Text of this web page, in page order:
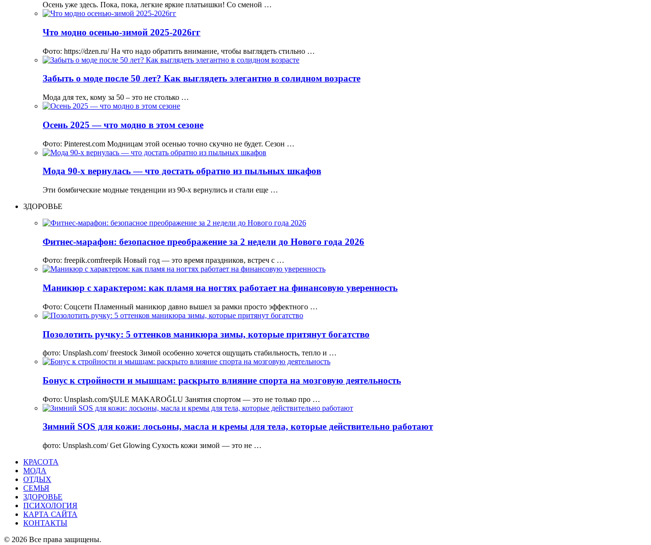
Осень уже здесь. Пока, пока, легкие яркие платьишки! Со сменой …
Что модно осенью-зимой 2025-2026гг
Фото: https://dzen.ru/ На что надо обратить внимание, чтобы выглядеть стильно …
Забыть о моде после 50 лет? Как выглядеть элегантно в солидном возрасте
Мода для тех, кому за 50 – это не столько …
Осень 2025 — что модно в этом сезоне
Фото: Pinterest.com Модницам этой осенью точно скучно не будет. Сезон …
Мода 90-х вернулась — что достать обратно из пыльных шкафов
Эти бомбические модные тенденции из 90-х вернулись и стали еще …
ЗДОРОВЬЕ
Фитнес-марафон: безопасное преображение за 2 недели до Нового года 2026
Фото: freepik.comfreepik Новый год — это время праздников, встреч с …
Маникюр с характером: как пламя на ногтях работает на финансовую уверенность
Фото: Соцсети Пламенный маникюр давно вышел за рамки просто эффектного …
Позолотить ручку: 5 оттенков маникюра зимы, которые притянут богатство
фото: Unsplash.com/ freestock Зимой особенно хочется ощущать стабильность, тепло и …
Бонус к стройности и мышцам: раскрыто влияние спорта на мозговую деятельность
Фото: Unsplash.com/ŞULE MAKAROĞLU Занятия спортом — это не только про …
Зимний SOS для кожи: лосьоны, масла и кремы для тела, которые действительно работают
фото: Unsplash.com/ Get Glowing Сухость кожи зимой — это не …
КРАСОТА
МОДА
ОТДЫХ
СЕМЬЯ
ЗДОРОВЬЕ
ПСИХОЛОГИЯ
КАРТА САЙТА
КОНТАКТЫ
© 2026 Все права защищены.